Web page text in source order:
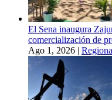
El Sena inaugura
comercialización de
Ago 1, 2026 |